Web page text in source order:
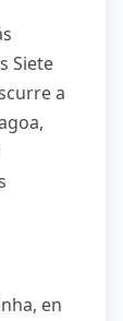
Siete
a
en